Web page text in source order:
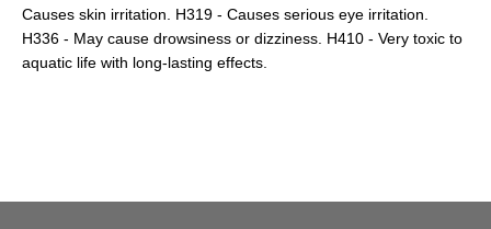
Causes skin irritation. H319 - Causes serious eye irritation.
H336 - May cause drowsiness or dizziness. H410 - Very toxic to
aquatic life with long-lasting effects.